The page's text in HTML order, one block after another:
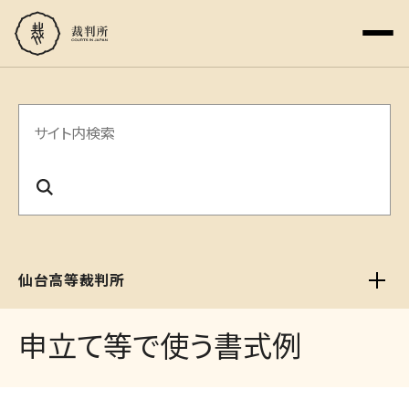
サ
内
索
仙台高等裁判所
申立て等で使う書式例